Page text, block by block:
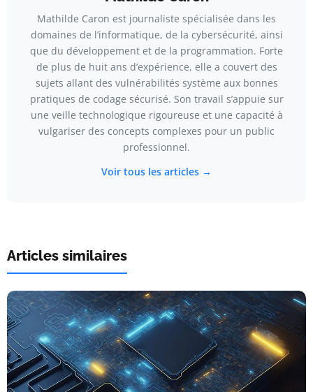
Mathilde Caron est journaliste spécialisée dans les
domaines de l’informatique, de la cybersécurité, ainsi
que du développement et de la programmation. Forte
de plus de huit ans d’expérience, elle a couvert des
sujets allant des vulnérabilités système aux bonnes
pratiques de codage sécurisé. Son travail s’appuie sur
une veille technologique rigoureuse et une capacité à
vulgariser des concepts complexes pour un public
professionnel.
Voir tous les articles →
Articles similaires